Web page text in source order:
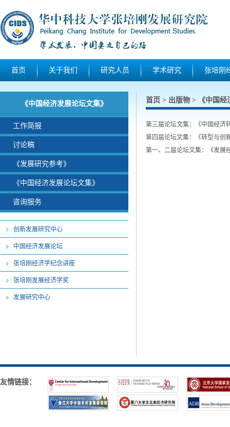
首页 关于我们 研究人员 学术研究 张培刚
《中国经济发展论坛文集》
工作简报
讨论稿
《发展研究参考》
《中国经济发展论坛文集》
咨询服务
创新发展研究中心
中国经济发展论坛
张培刚经济学纪念讲座
张培刚发展经济学奖
发展研究中心
首页 > 出版物 > 《中国
第三届论坛文集：《中国经济
第四届论坛文集：《转型与创
第一、二届论坛文集：《发展
友情链接：